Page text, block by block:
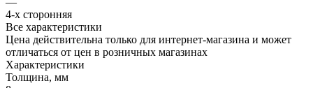
4-х сторонняя
Все характеристики
Цена действительна только для интернет-магазина и может
отличаться от цен в розничных магазинах
Характеристики
Толщина, мм